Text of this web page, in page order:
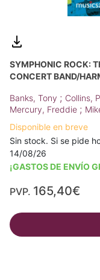
SYMPHONIC ROCK:
CONCERT BAND/
Banks, Tony ; Collins,
Mercury, Freddie ;
Disponible en breve
Sin stock. Si se pide
14/08/26
¡GASTOS DE ENVÍO
PVP. 165,40€